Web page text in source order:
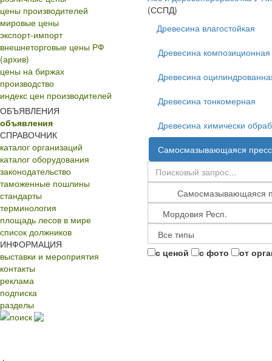
цены производителей
мировые цены
экспорт-импорт
внешнеторговые цены РФ
(архив)
цены на биржах
производство
индекс цен производителей
ОБЪЯВЛЕНИЯ
объявления
СПРАВОЧНИК
каталог организаций
каталог оборудования
законодательство
таможенные пошлины
стандарты
терминология
площадь лесов в мире
список должников
ИНФОРМАЦИЯ
выставки и мероприятия
контакты
реклама
подписка
разделы
поиск
(ССПД)
Древесина влагостойкая
Древесина композиционная
Древесина
Древесина тонкомерная
Древесина химически
Самосмазывающаяся
с ценой с фото от